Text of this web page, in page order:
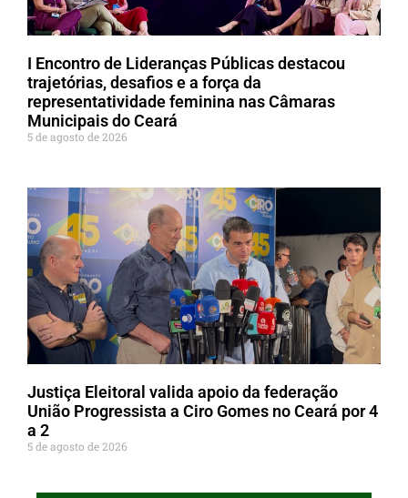
I Encontro de Lideranças Públicas destacou
trajetórias, desafios e a força da
representatividade feminina nas Câmaras
Municipais do Ceará
5 de agosto de 2026
Justiça Eleitoral valida apoio da federação
União Progressista a Ciro Gomes no Ceará por 4
a 2
5 de agosto de 2026